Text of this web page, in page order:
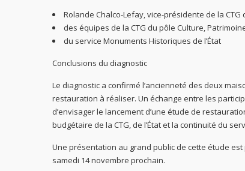
Rolande Chalco-Lefay, vice-présidente de la
des équipes de la CTG du pôle Culture,
du service Monuments Historiques de l’État
Conclusions du diagnostic
Le diagnostic a confirmé l’ancienneté des deux
restauration à réaliser. Un échange entre les
d’envisager le lancement d’une étude de
budgétaire de la CTG, de l’État et la continuité du
Une présentation au grand public de cette étude
samedi 14 novembre prochain.